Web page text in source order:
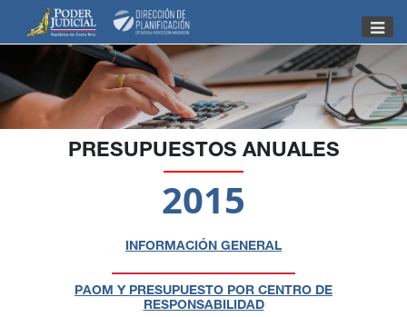
este
web
incluye
PRESUPUESTOS ANUALES
2015
INFORMACIÓN GENERAL
PAOM Y PRESUPUESTO POR CENTRO DE
RESPONSABILIDAD